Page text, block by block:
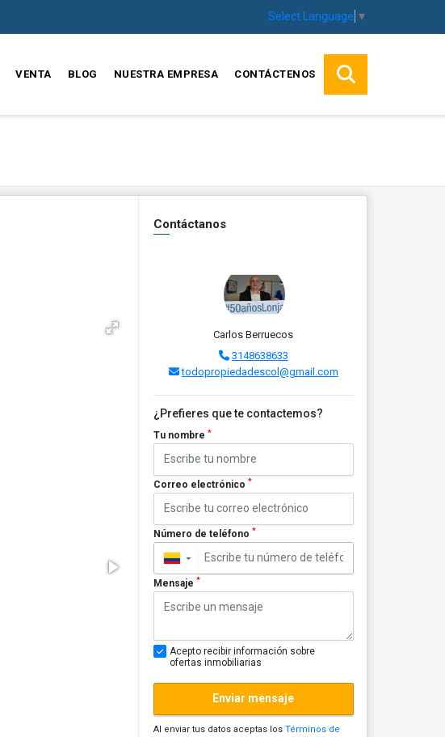
Select Language ▼
VENTA BLOG NUESTRA EMPRESA CONTÁCTENOS
Contáctanos
Carlos Berruecos
3148638633
todopropiedadescol@gmail.com
¿Prefieres que te contactemos?
Tu nombre *
Correo electrónico *
Número de teléfono *
▼
Mensaje *
Acepto recibir información sobre
ofertas inmobiliarias
Enviar mensaje
Al enviar tus datos aceptas los Términos de